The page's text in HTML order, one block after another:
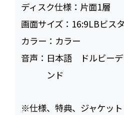
ディスク仕様： 片面1層
画面サイズ： 16:9LBビスタ
カラー： カラー
音声： 日本語 ドルビー
ンド
※仕様、特典、ジャケッ